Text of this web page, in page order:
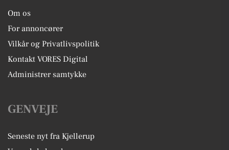
Om os
For annoncører
Vilkår og Privatlivspolitik
Kontakt VORES Digital
Administrer samtykke
GENVEJE
Seneste nyt fra Kjellerup